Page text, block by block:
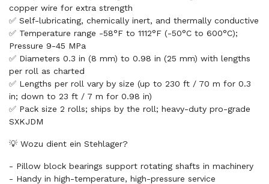
copper wire for extra strength
✅ Self-lubricating, chemically inert, and thermally conductive
✅ Temperature range -58°F to 1112°F (-50°C to 600°C);
Pressure 9-45 MPa
✅ Diameters 0.3 in (8 mm) to 0.98 in (25 mm) with lengths
per roll as charted
✅ Lengths per roll vary by size (up to 230 ft / 70 m for 0.3
in; down to 23 ft / 7 m for 0.98 in)
✅ Pack size 2 rolls; ships by the roll; heavy-duty pro-grade
SXKJDM
💡 Wozu dient ein Stehlager?
- Pillow block bearings support rotating shafts in machinery
- Handy in high-temperature, high-pressure service